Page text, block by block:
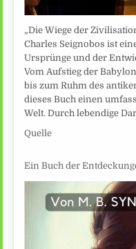
„Die Wiege der
Charles Seignobos ist
Ursprünge und der
Vom Aufstieg der
bis zum Ruhm des
dieses Buch einen
Welt. Durch lebendige
Quelle
Ein Buch der